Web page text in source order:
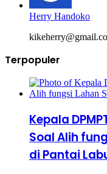
Herry Handoko
Terpopuler
Kepala
Soal Alih
di Pantai